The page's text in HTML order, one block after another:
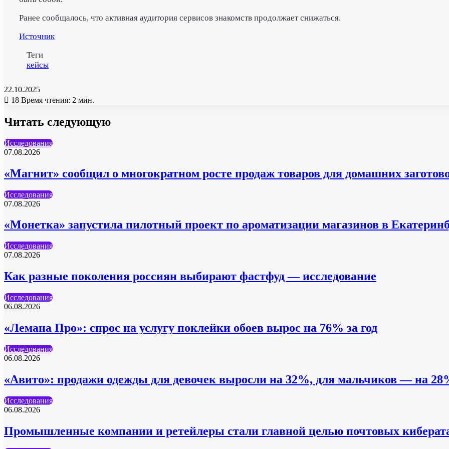
Ранее сообщалось, что активная аудитория сервисов знакомств продолжает снижаться.
Источник
Теги
кейсы
22.10.2025
18 Время чтения: 2 мин.
Читать следующую
Исследования
07.08.2026
«Магнит» сообщил о многократном росте продаж товаров для домашних
Исследования
07.08.2026
«Монетка» запустила пилотный проект по ароматизации магазинов в
Исследования
07.08.2026
Как разные поколения россиян выбирают фастфуд — исследование
Исследования
06.08.2026
«Лемана Про»: спрос на услугу поклейки обоев вырос на 76% за год
Исследования
06.08.2026
«Авито»: продажи одежды для девочек выросли на 32%, для мальчиков — на
Исследования
06.08.2026
Промышленные компании и ретейлеры стали главной целью почтовых